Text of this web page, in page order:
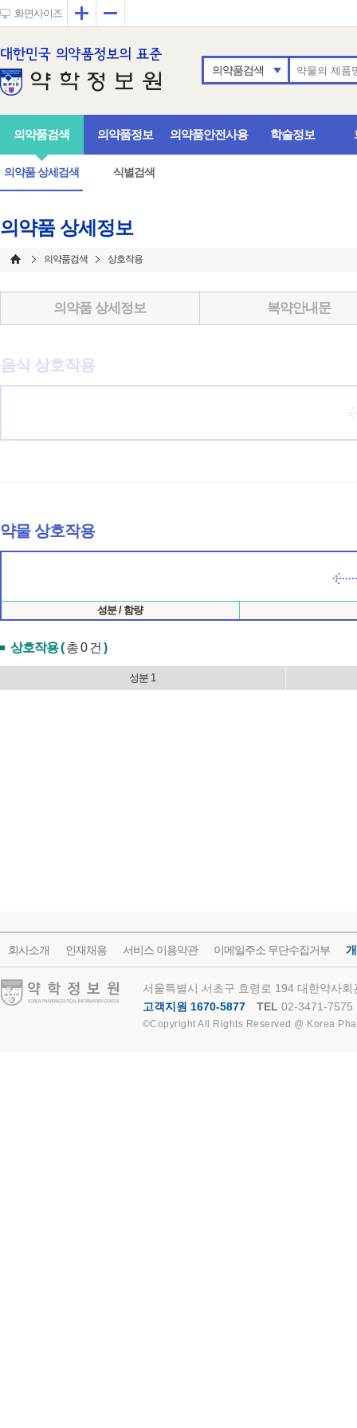
화면사이즈 확대
의약품검색
의약품검색
의약품 상세검색 식별검색
의약품정보 의약품안전사용 학술정보
의약품 상세정보
의약품검색 상호작용
의약품 상세정보 복약안내문
음식 상호작용
약물 상호작용
성분 / 함량
상호작용 (총 0 건 )
성분 1
회사소개 인재채용 서비스 이용약관 이메일주소 무단수집거부
약학정보원
서울특별시 서초구 효령로 194 대한약사
고객지원 1670-5877
TEL 02-3471-7575
©Copyright All Rights Reserved @ Korea